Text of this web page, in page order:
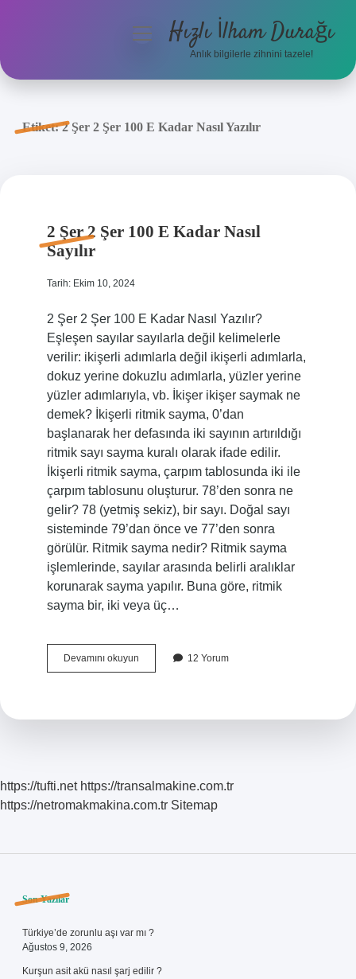
Anasayfa
menüyüHızlı İlham Durağı
Anlık bilgilerle zihnini tazele!
Etiket:2 Şer 2 Şer 100 E Kadar Nasıl Yazılır
2 Şer 2 Şer 100 E Kadar Nasıl
Sayılır
Tarih: Ekim 10, 2024
2 Şer 2 Şer 100 E Kadar Nasıl Yazılır?
Eşleşen sayılar sayılarla değil kelimelerle
verilir: ikişerli adımlarla değil ikişerli adımlarla,
dokuz yerine dokuzlu adımlarla, yüzler yerine
yüzler adımlarıyla, vb. İkişer ikişer saymak ne
demek? İkişerli ritmik sayma, 0’dan
başlanarak her defasında iki sayının artırıldığı
ritmik sayı sayma kuralı olarak ifade edilir.
İkişerli ritmik sayma, çarpım tablosunda iki ile
çarpım tablosunu oluşturur. 78’den sonra ne
gelir? 78 (yetmiş sekiz), bir sayı. Doğal sayı
sisteminde 79’dan önce ve 77’den sonra
görülür. Ritmik sayma nedir? Ritmik sayma
işlemlerinde, sayılar arasında belirli aralıklar
korunarak sayma yapılır. Buna göre, ritmik
sayma bir, iki veya üç…
Devamını okuyun2
Şer
12 Yorum
https://tufti.net https://transalmakine.com.tr
https://netromakmakina.com.tr Sitemap
Sidebar
Son Yazılar
Türkiye’de zorunlu aşı var mı ?
Ağustos 9, 2026
Kurşun asit akü nasıl şarj edilir ?